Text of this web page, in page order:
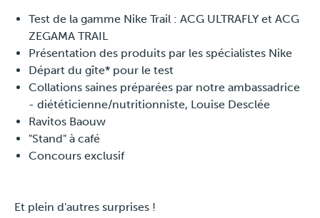
Test de la gamme Nike Trail : ACG ULTRAFLY et ACG
ZEGAMA TRAIL
Présentation des produits par les spécialistes Nike
Départ du gîte* pour le test
Collations saines préparées par notre ambassadrice
- diététicienne/nutritionniste, Louise Desclée
Ravitos Baouw
"Stand" à café
Concours exclusif
Et plein d'autres surprises !